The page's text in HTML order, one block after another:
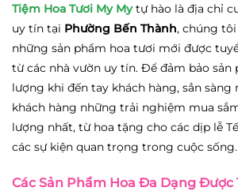
Tiệm Hoa Tươi My Mytự hào là địa chỉ
uy tín tại Phường Bến Thành, chúng
những sản phẩm hoa tươi mới được
từ các nhà vườn uy tín. Để đảm bảo sản
lượng khi đến tay khách hàng, sẳn sàng
khách hàng những trải nghiệm mua
lượng nhất, từ hoa tặng cho các dịp lễ
các sự kiện quan trọng trong cuộc sống.
Các Sản Phẩm Hoa Đa Dạng Được